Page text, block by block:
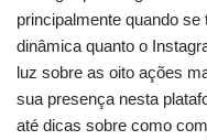
principalmente quando
dinâmica quanto o
luz sobre as oito ações
sua presença nesta
até dicas sobre como